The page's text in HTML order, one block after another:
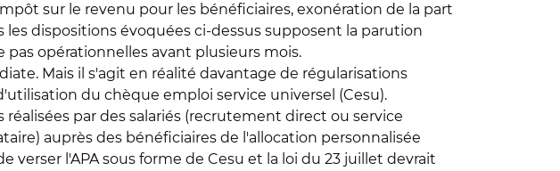
sur le revenu pour les bénéficiaires, exonération de la part
dispositions évoquées ci-dessus supposent la parution
opérationnelles avant plusieurs mois.
Mais il s'agit en réalité davantage de régularisations
du chèque emploi service universel (Cesu).
par des salariés (recrutement direct ou service
auprès des bénéficiaires de l'allocation personnalisée
l'APA sous forme de Cesu et la loi du 23 juillet devrait